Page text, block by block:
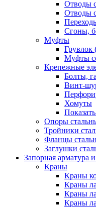
Отводы
Отводы
Сгоны,
Муфты
Грувлок
Муфты
Крепежные
Болты,
Винт-
Хомуты
Опоры
Тройники
Фланцы
Заглушки
Запорная арматура
Краны
Краны
Краны
Краны
Краны